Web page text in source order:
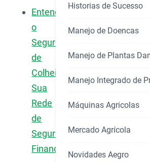
Entendendo
o
Seguro
de
Colheita:
Sua
Rede
de
Segurança
Financeira
Historias de Sucesso
Manejo de Doencas
Manejo de Plantas
Manejo Integrado de
Máquinas Agricolas
Mercado Agrícola
Novidades Aegro